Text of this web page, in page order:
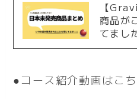
【
商品が
てまし
●コース紹介動画はこ